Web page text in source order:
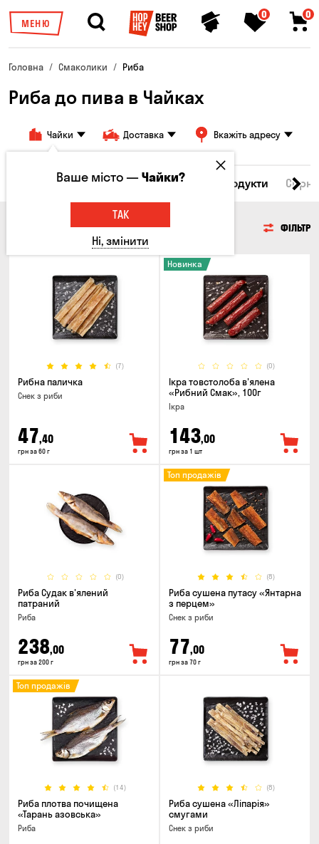
МЕНЮ
0 0
Головна Смаколики Риба
Риба до пива в Чайках
Чайки Доставка Вкажіть адресу
Всі товари М'ясо Риба Морепродукти
ФІЛЬТР
(7)
Рибна паличка
Снек з риби
47,40
грн за 60 г
(0)
Новинка
Ікра товстолоба в'ялена
«Рибний Смак», 100г
Ікра
143,00
грн за 1 шт
(0)
Риба Судак в'ялений
патраний
Риба
238,00
грн за 200 г
(8)
Топ продажів
Риба сушена путасу «Янтарна
з перцем»
Снек з риби
77,00
грн за 70 г
(14)
Топ продажів
Риба плотва почищена
«Тарань азовська»
Риба
(8)
Риба сушена «Ліпарія»
смугами
Снек з риби
Ваше місто —Чайки?
ТАК
Ні, змінити